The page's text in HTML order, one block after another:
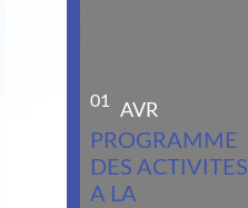
01 AVR
PROGRAMME
DES ACTIVITES
A LA